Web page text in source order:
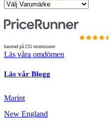
baserad på 235 recensioner
Läs våra omdömen
Läs vår Blogg
Marint
New England